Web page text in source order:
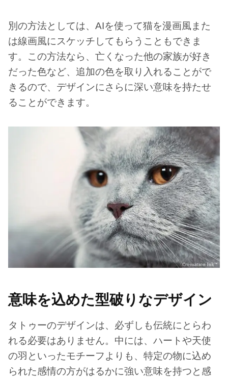
別の方法としては、AIを使って猫を漫画風また
は線画風にスケッチしてもらうこともできま
す。この方法なら、亡くなった他の家族が好き
だった色など、追加の色を取り入れることがで
きるので、デザインにさらに深い意味を持たせ
ることができます。
意味を込めた型破りなデザイン
タトゥーのデザインは、必ずしも伝統にとらわ
れる必要はありません。中には、ハートや天使
の羽といったモチーフよりも、特定の物に込め
られた感情の方がはるかに強い意味を持つと感